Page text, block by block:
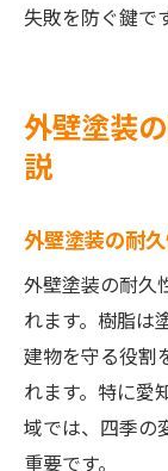
失敗を防ぐ鍵で
外壁塗装
説
外壁塗装の耐
外壁塗装の耐久
れます。樹脂は
建物を守る役割
れます。特に愛
域では、四季の
重要です。